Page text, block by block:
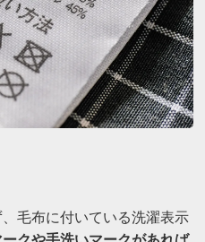
毛布に付いている洗濯表示